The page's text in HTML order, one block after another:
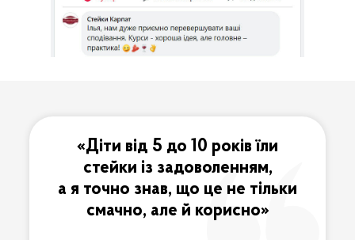
«‎Діти від 5 до 10 років їли
стейки із задоволенням,
а я точно знав, що це не тільки
смачно, але й корисно»‎